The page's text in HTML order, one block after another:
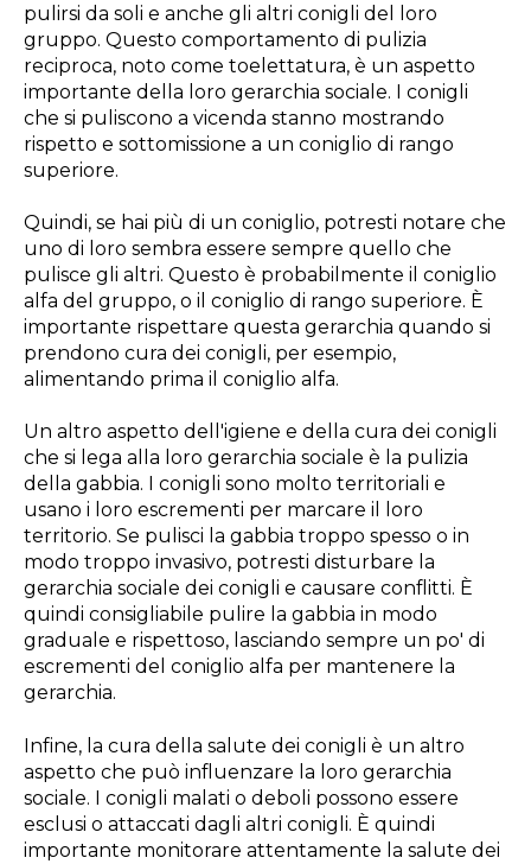
pulirsi da soli e anche gli altri conigli del loro
gruppo. Questo comportamento di pulizia
reciproca, noto come toelettatura, è un aspetto
importante della loro gerarchia sociale. I conigli
che si puliscono a vicenda stanno mostrando
rispetto e sottomissione a un coniglio di rango
superiore.
Quindi, se hai più di un coniglio, potresti notare che
uno di loro sembra essere sempre quello che
pulisce gli altri. Questo è probabilmente il coniglio
alfa del gruppo, o il coniglio di rango superiore. È
importante rispettare questa gerarchia quando si
prendono cura dei conigli, per esempio,
alimentando prima il coniglio alfa.
Un altro aspetto dell'igiene e della cura dei conigli
che si lega alla loro gerarchia sociale è la pulizia
della gabbia. I conigli sono molto territoriali e
usano i loro escrementi per marcare il loro
territorio. Se pulisci la gabbia troppo spesso o in
modo troppo invasivo, potresti disturbare la
gerarchia sociale dei conigli e causare conflitti. È
quindi consigliabile pulire la gabbia in modo
graduale e rispettoso, lasciando sempre un po' di
escrementi del coniglio alfa per mantenere la
gerarchia.
Infine, la cura della salute dei conigli è un altro
aspetto che può influenzare la loro gerarchia
sociale. I conigli malati o deboli possono essere
esclusi o attaccati dagli altri conigli. È quindi
importante monitorare attentamente la salute dei